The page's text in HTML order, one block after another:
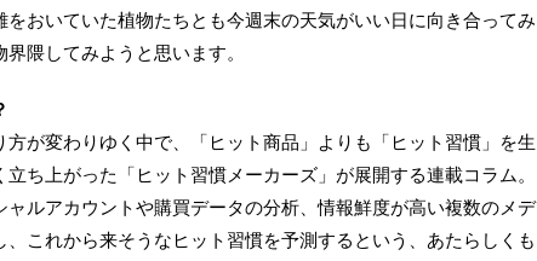
をおいていた植物たちとも今週末の天気がいい日に向き合ってみ
隈してみようと思います。
方が変わりゆく中で、「ヒット商品」よりも「ヒット習慣」を生
ち上がった「ヒット習慣メーカーズ」が展開する連載コラム。
ルアカウントや購買データの分析、情報鮮度が高い複数のメデ
、これから来そうなヒット習慣を予測するという、あたらしくも